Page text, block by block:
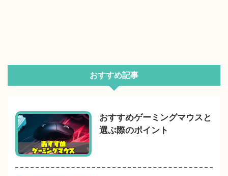
おすすめ記事
おすすめゲーミングマウスと
選ぶ際のポイント